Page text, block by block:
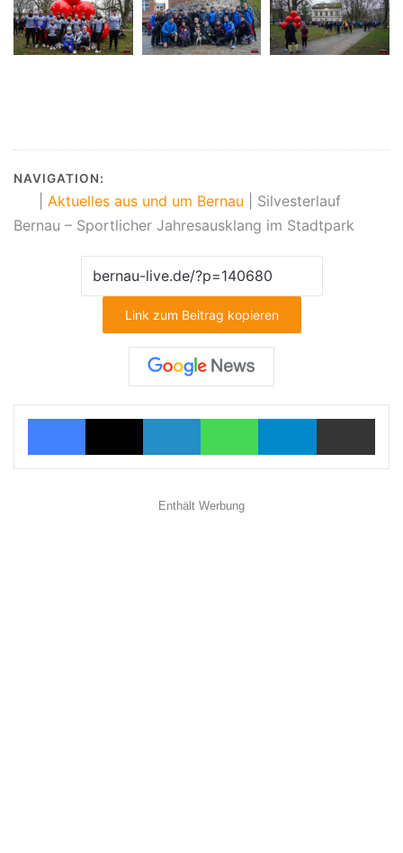
NAVIGATION:
Aktuelles aus und um Bernau
Silvesterlauf
Bernau – Sportlicher Jahresausklang im Stadtpark
Link zum Beitrag kopieren
FacebookX LinkedIn WhatsAppTelegramTeilen via E-Mail
Enthält Werbung